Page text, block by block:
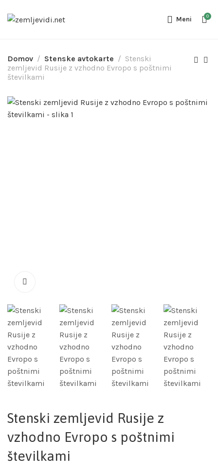
Meni 0
Domov Stenske avtokarte
Stenski
zemljevid Rusije z vzhodno Evropo s poštnimi
številkami
Stenski zemljevid Rusije z
vzhodno Evropo s poštnimi
številkami